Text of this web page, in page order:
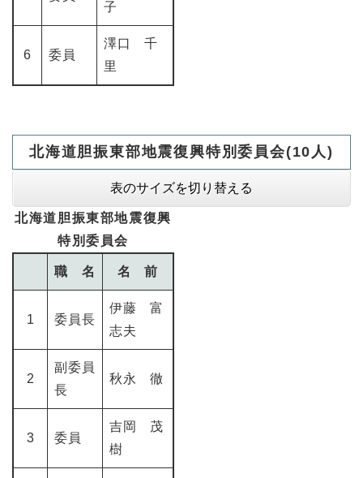
子
6 委員
澤口 千
里
北海道胆振東部地震復興特別委員会(10人)
表のサイズを切り替える
北海道胆振東部地震復興
特別委員会
職 名 名 前
1 委員長
伊藤 富
志夫
2
副委員
長
秋永 徹
3 委員
吉岡 茂
樹